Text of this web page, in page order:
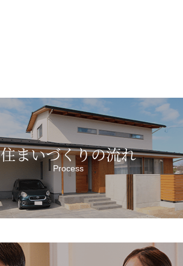
住まいづくりの流れ
Process